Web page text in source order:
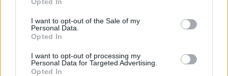
use your data for below specified purposes in below Google
consent section.
I want to opt-out of the Sale of my
Personal Data.
Opted In
I want to opt-out of processing my
Personal Data for Targeted Advertising.
Opted In